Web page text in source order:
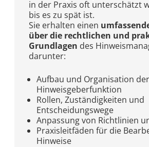
in der Praxis oft unterschätzt
bis es zu spät ist.
Sie erhalten einen
über die rechtlichen und
Grundlagen des
darunter:
Aufbau und Organisation der
Hinweisgeberfunktion
Rollen, Zuständigkeiten und
Entscheidungswege
Anpassung von Richtlinien
Praxisleitfäden für die
Hinweise